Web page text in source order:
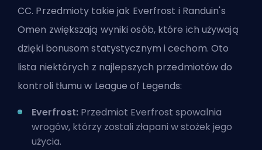
CC. Przedmioty takie jak Everfrost i Randuin's
Omen zwiększają wyniki osób, które ich używają
dzięki bonusom statystycznym i cechom. Oto
lista niektórych z najlepszych przedmiotów do
kontroli tłumu w League of Legends:
Everfrost: Przedmiot Everfrost spowalnia
wrogów, którzy zostali złapani w stożek jego
użycia.